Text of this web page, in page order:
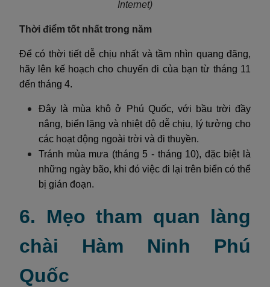
Internet)
Thời điểm tốt nhất trong năm
Để có thời tiết dễ chịu nhất và tầm nhìn quang đãng,
hãy lên kế hoạch cho chuyến đi của bạn từ tháng 11
đến tháng 4.
Đây là mùa khô ở Phú Quốc, với bầu trời đầy
nắng, biển lặng và nhiệt độ dễ chịu, lý tưởng cho
các hoạt động ngoài trời và đi thuyền.
Tránh mùa mưa (tháng 5 - tháng 10), đặc biệt là
những ngày bão, khi đó việc đi lại trên biển có thể
bị gián đoạn.
6. Mẹo tham quan làng
chài Hàm Ninh Phú
Quốc